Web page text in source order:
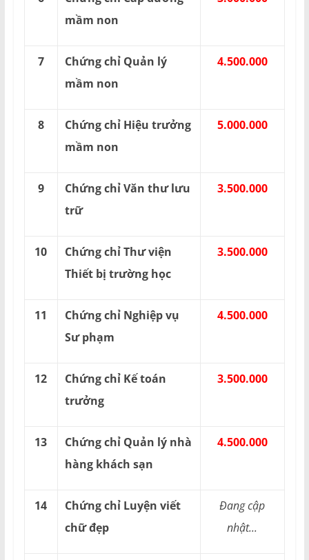
mầm non
7
Chứng chỉ Quản lý
mầm non
4.500.000
8
Chứng chỉ Hiệu trưởng
mầm non
5.000.000
9
Chứng chỉ Văn thư lưu
trữ
3.500.000
10
Chứng chỉ Thư viện
Thiết bị trường học
3.500.000
11
Chứng chỉ Nghiệp vụ
Sư phạm
4.500.000
12
Chứng chỉ Kế toán
trưởng
3.500.000
13
Chứng chỉ Quản lý nhà
hàng khách sạn
4.500.000
14
Chứng chỉ Luyện viết
chữ đẹp
Đang cập
nhật...